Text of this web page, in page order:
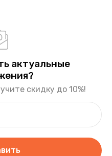
актуальные
скидку до 10%!